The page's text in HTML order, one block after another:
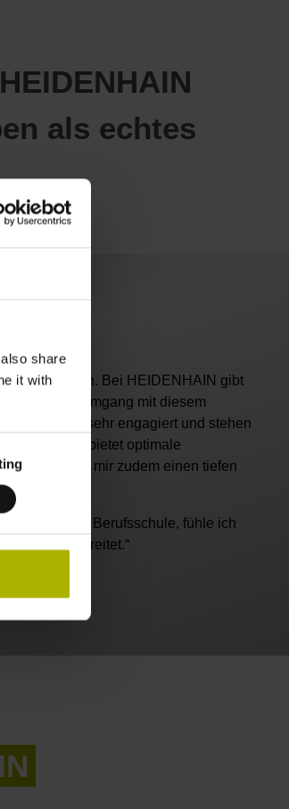
share
it with
als echtes
Bei HEIDENHAIN gibt
wir den Umgang mit diesem
sind sehr engagiert und stehen
bietet optimale
ermöglicht mir zudem einen tiefen
und Berufsschule, fühle ich
vorbereitet.“